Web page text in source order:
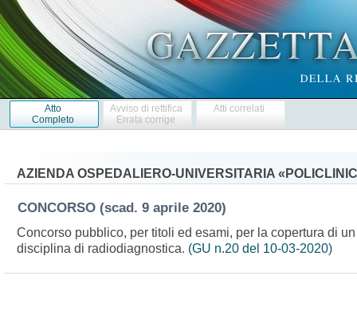
Atto
Completo
Avviso di rettifica
Errata corrige
Atti correlati
AZIENDA OSPEDALIERO-UNIVERSITARIA
CONCORSO (scad. 9 aprile 2020)
Concorso pubblico, per titoli ed esami, per la copertura di
disciplina di radiodiagnostica. (GU n.20 del 10-03-2020)